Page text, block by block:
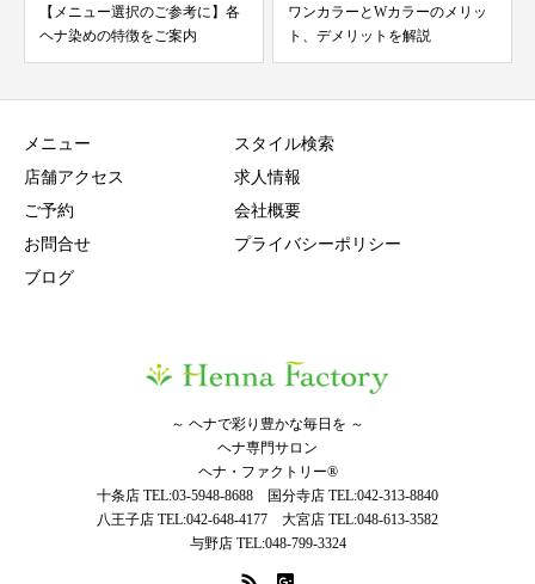
【メニュー選択のご参考に】各
ヘナ染めの特徴をご案内
ワンカラーとWカラーのメリッ
ト、デメリットを解説
メニュー
店舗アクセス
ご予約
お問合せ
ブログ
スタイル検索
求人情報
会社概要
プライバシーポリシー
～ ヘナで彩り豊かな毎日を ～
ヘナ専門サロン
ヘナ・ファクトリー®
十条店 TEL:03-5948-8688 国分寺店 TEL:042-313-8840
八王子店 TEL:042-648-4177 大宮店 TEL:048-613-3582
与野店 TEL:048-799-3324